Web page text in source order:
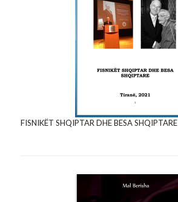
FISNIKËT SHQIPTAR DHE BESA SHQIPTARE